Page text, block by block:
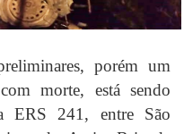
porém um
morte, está sendo
ERS 241, entre São